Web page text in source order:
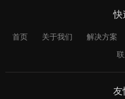
快
首页 关于我们 解决方案
友